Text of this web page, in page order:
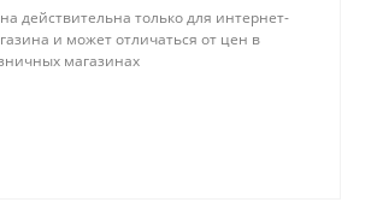
действительна только для интернет-
и может отличаться от цен в
магазинах